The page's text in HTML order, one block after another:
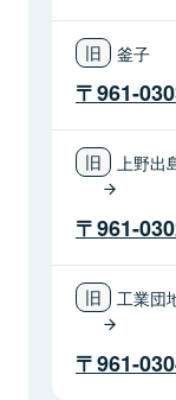
釜子
961-
上野出
961-
工業団
961-